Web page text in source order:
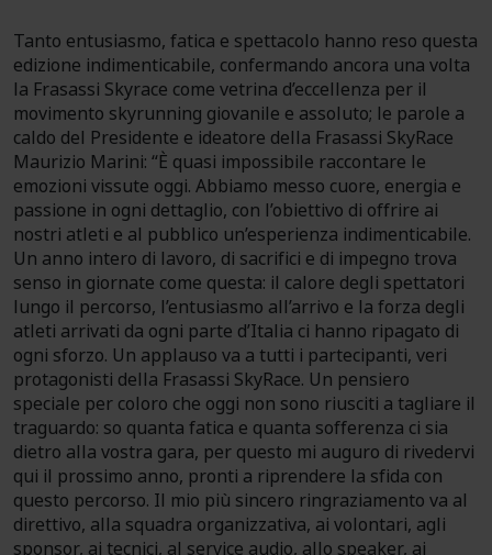
Tanto entusiasmo, fatica e spettacolo hanno reso questa
edizione indimenticabile, confermando ancora una volta
la Frasassi Skyrace come vetrina d’eccellenza per il
movimento skyrunning giovanile e assoluto; le parole a
caldo del Presidente e ideatore della Frasassi SkyRace
Maurizio Marini: “È quasi impossibile raccontare le
emozioni vissute oggi. Abbiamo messo cuore, energia e
passione in ogni dettaglio, con l’obiettivo di offrire ai
nostri atleti e al pubblico un’esperienza indimenticabile.
Un anno intero di lavoro, di sacrifici e di impegno trova
senso in giornate come questa: il calore degli spettatori
lungo il percorso, l’entusiasmo all’arrivo e la forza degli
atleti arrivati da ogni parte d’Italia ci hanno ripagato di
ogni sforzo. Un applauso va a tutti i partecipanti, veri
protagonisti della Frasassi SkyRace. Un pensiero
speciale per coloro che oggi non sono riusciti a tagliare il
traguardo: so quanta fatica e quanta sofferenza ci sia
dietro alla vostra gara, per questo mi auguro di rivedervi
qui il prossimo anno, pronti a riprendere la sfida con
questo percorso. Il mio più sincero ringraziamento va al
direttivo, alla squadra organizzativa, ai volontari, agli
sponsor, ai tecnici, al service audio, allo speaker, ai